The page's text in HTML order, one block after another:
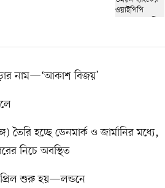
নাম—‘আকাশ বিজয়’
তৈরি হচ্ছে ডেনমার্ক ও জার্মানির মধ্যে,
নিচে অবস্থিত
শুরু হয়—লন্ডনে